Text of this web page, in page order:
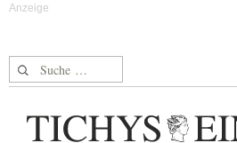
Suche nach: